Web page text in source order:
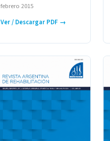
febrero 2015
Ver / Descargar PDF →